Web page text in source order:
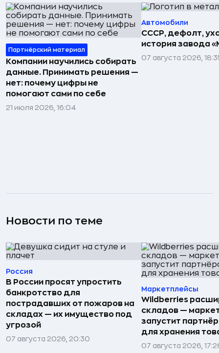
Партнёрский материал
Компании научились собирать
данные. Принимать решения —
нет: почему цифры не
помогают сами по себе
21 июля 2026, 16:04
Автомобили
СССР, дефолт,
история завода
07 августа 2026,
Новости по теме
Россия
В России просят упростить
банкротство для
пострадавших от пожаров на
складах — их имущество под
угрозой
07 августа 2026, 20:30
Маркетплейсы
Wildberries
складов —
запустит
для хранения
07 августа 2026,